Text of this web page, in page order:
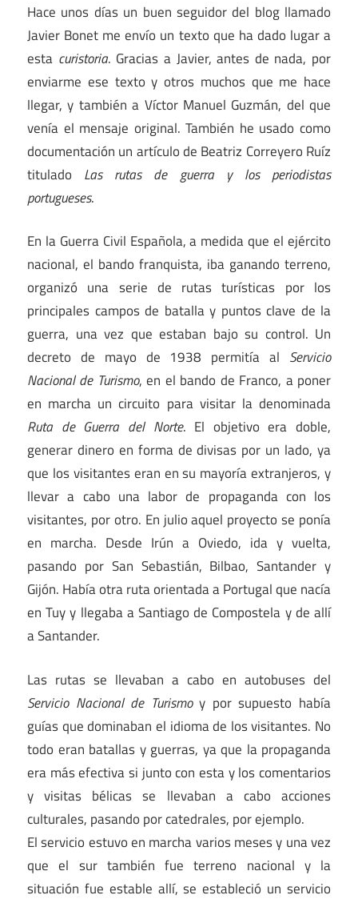
Hace unos días un buen seguidor del blog llamado
Javier Bonet me envío un texto que ha dado lugar a
esta curistoria. Gracias a Javier, antes de nada, por
enviarme ese texto y otros muchos que me hace
llegar, y también a Víctor Manuel Guzmán, del que
venía el mensaje original. También he usado como
documentación un artículo de Beatriz Correyero Ruíz
titulado Las rutas de guerra y los periodistas
portugueses.
En la Guerra Civil Española, a medida que el ejército
nacional, el bando franquista, iba ganando terreno,
organizó una serie de rutas turísticas por los
principales campos de batalla y puntos clave de la
guerra, una vez que estaban bajo su control. Un
decreto de mayo de 1938 permitía al Servicio
Nacional de Turismo, en el bando de Franco, a poner
en marcha un circuito para visitar la denominada
Ruta de Guerra del Norte. El objetivo era doble,
generar dinero en forma de divisas por un lado, ya
que los visitantes eran en su mayoría extranjeros, y
llevar a cabo una labor de propaganda con los
visitantes, por otro. En julio aquel proyecto se ponía
en marcha. Desde Irún a Oviedo, ida y vuelta,
pasando por San Sebastián, Bilbao, Santander y
Gijón. Había otra ruta orientada a Portugal que nacía
en Tuy y llegaba a Santiago de Compostela y de allí
a Santander.
Las rutas se llevaban a cabo en autobuses del
Servicio Nacional de Turismoy por supuesto había
guías que dominaban el idioma de los visitantes. No
todo eran batallas y guerras, ya que la propaganda
era más efectiva si junto con esta y los comentarios
y visitas bélicas se llevaban a cabo acciones
culturales, pasando por catedrales, por ejemplo.
El servicio estuvo en marcha varios meses y una vez
que el sur también fue terreno nacional y la
situación fue estable allí, se estableció un servicio